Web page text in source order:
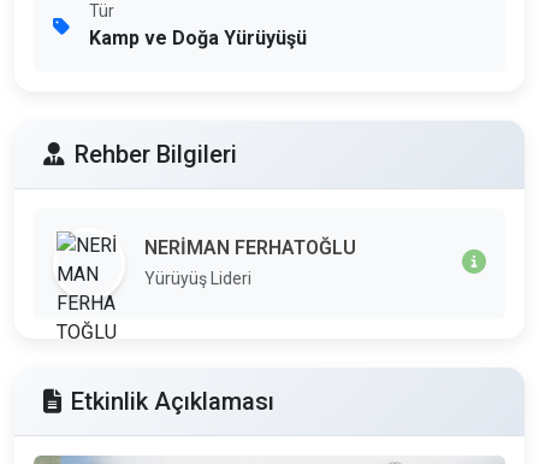
Tür
Kamp ve Doğa Yürüyüşü
Rehber Bilgileri
NERİMAN FERHATOĞLU
Yürüyüş Lideri
Etkinlik Açıklaması